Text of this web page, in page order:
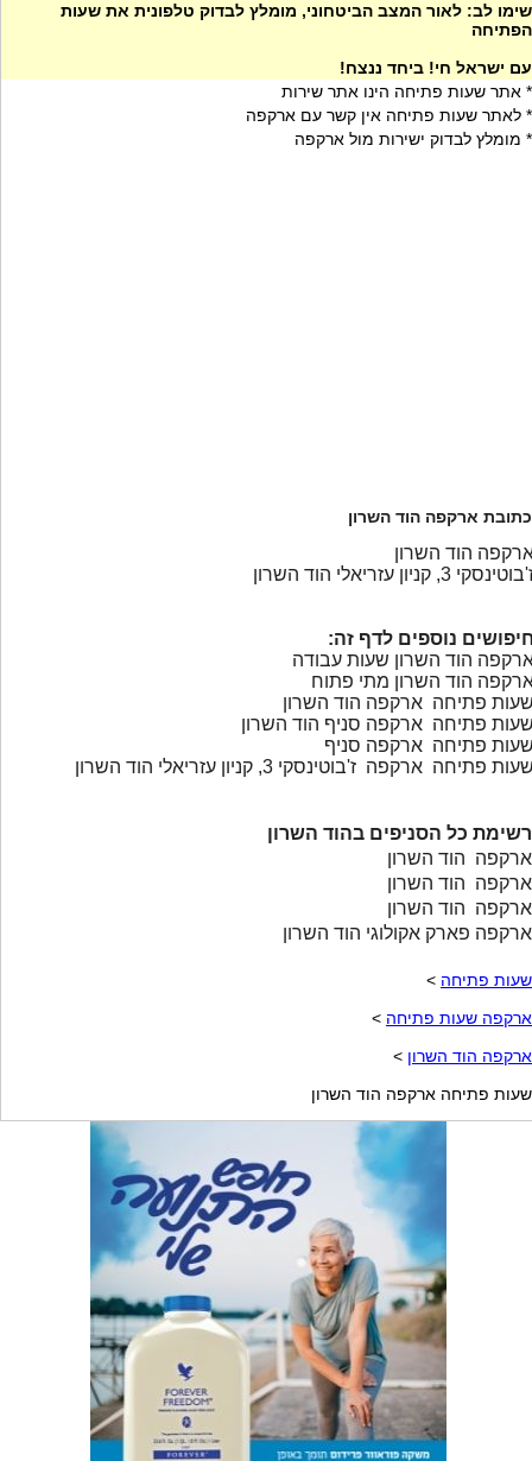
שימו לב: לאור המצב הביטחוני, מומלץ לבדוק טלפונית את שעות
הפתיחה
עם ישראל חי! ביחד ננצח!
* אתר שעות פתיחה הינו אתר שירות
* לאתר שעות פתיחה אין קשר עם ארקפה
* מומלץ לבדוק ישירות מול ארקפה
כתובת ארקפה הוד השרון
הוד השרון
3, קניון עזריאלי הוד השרון
נוספים לדף זה:
הוד השרון שעות עבודה
הוד השרון מתי פתוח
פתיחה ארקפה הוד השרון
פתיחה ארקפה סניף הוד השרון
פתיחה ארקפה סניף
פתיחה ארקפה ז'בוטינסקי 3, קניון עזריאלי הוד השרון
רשימת כל הסניפים בהוד השרון
ארקפה הוד השרון
ארקפה הוד השרון
ארקפה הוד השרון
ארקפה פארק אקולוגי הוד השרון
שעות פתיחה >
ארקפה שעות פתיחה >
ארקפה הוד השרון >
שעות פתיחה ארקפה הוד השרון